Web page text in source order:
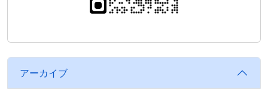
アーカイブ